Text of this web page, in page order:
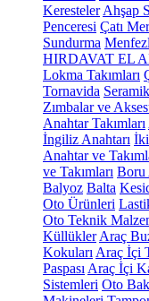
Keresteler Ahşap
Penceresi Çatı
Sundurma
HIRDAVAT EL
Lokma Takımları
Tornavida
Zımbalar ve
Anahtar Takımları
İngiliz Anahtarı İki
Anahtar ve
ve Takımları Boru
Balyoz Balta
Oto Ürünleri
Oto Teknik
Küllükler Araç
Kokuları Araç İçi
Paspası Araç İçi
Sistemleri Oto